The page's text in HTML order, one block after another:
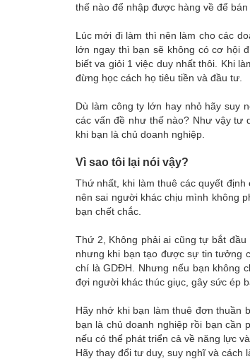
thế nào để nhập được hàng về để
Lúc mới đi làm thì nên làm cho các
lớn ngay thì bạn sẽ không có cơ hội
biết va giỏi 1 việc duy nhất thôi. Khi
đừng học cách họ tiêu tiền và đầu tư.
Dù làm công ty lớn hay nhỏ hãy suy
các vấn đề như thế nào? Như vậy tư
khi bạn là chủ doanh nghiệp.
Vì sao tôi lại nói vậy?
Thứ nhất, khi làm thuê các quyết
nên sai người khác chịu mình không
bạn chết chắc.
Thứ 2, Không phải ai cũng tự bắt
nhưng khi bạn tạo được sự tin tưởng
chí là GDĐH. Nhưng nếu bạn không
đợi người khác thúc giục, gây sức ép
Hãy nhớ khi bạn làm thuê đơn thuần
bạn là chủ doanh nghiệp rồi bạn cần
nếu có thể phát triển cả về năng lực
Hãy thay đổi tư duy, suy nghĩ và cách